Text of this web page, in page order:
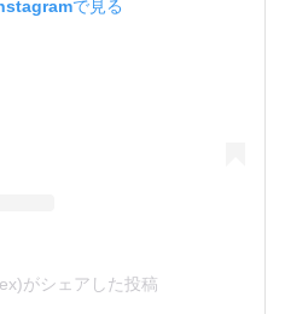
で見る
がシェアした投稿